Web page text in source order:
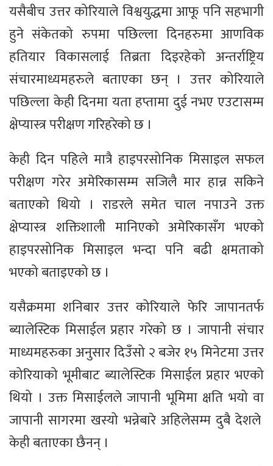
यसैबीच उत्तर कोरियाले विश्वयुद्धमा आफू पनि सहभागी
हुने संकेतको रुपमा पछिल्ला दिनहरुमा आणविक
हतियार विकासलाई तिब्रता दिइरहेको अन्तर्राष्ट्रिय
संचारमाध्यमहरुले बताएका छन् । उत्तर कोरियाले
पछिल्ला केही दिनमा यता हप्तामा दुई नभए एउटासम्म
क्षेप्यास्त्र परीक्षण गरिहरेको छ ।
केही दिन पहिले मात्रै हाइपरसोनिक मिसाइल सफल
परीक्षण गरेर अमेरिकासम्म सजिलै मार हान्न सकिने
बताएको थियो । राडरले समेत चाल नपाउने उक्त
क्षेप्यास्त्र शक्तिशाली मानिएको अमेरिकासँग भएको
हाइपरसोनिक मिसाइल भन्दा पनि बढी क्षमताको
भएको बताइएको छ ।
यसैक्रममा शनिबार उत्तर कोरियाले फेरि जापानतर्फ
ब्यालेस्टिक मिसाईल प्रहार गरेको छ । जापानी संचार
माध्यमहरुका अनुसार दिउँसो २ बजेर १५ मिनेटमा उत्तर
कोरियाको भूमीबाट ब्यालेस्टिक मिसाईल प्रहार भएको
थियो । उक्त मिसाईलले जापानी भूमिमा क्षति भयो वा
जापानी सागरमा खस्यो भन्नेबारे अहिलेसम्म दुबै देशले
केही बताएका छैनन् ।